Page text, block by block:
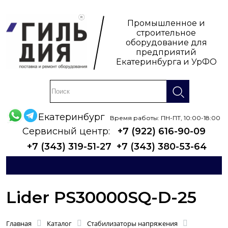
Промышленное и
строительное
оборудование для
предприятий
Екатеринбурга и УрФО
Екатеринбург Время работы: ПН-ПТ, 10:00-18:00
Сервисный центр:
+7 (922) 616-90-09
+7 (343) 319-51-27 +7 (343) 380-53-64
Lider PS30000SQ-D-25
Главная Каталог Стабилизаторы напряжения